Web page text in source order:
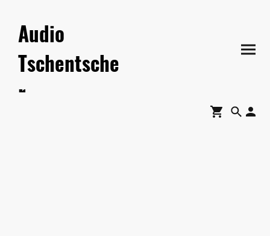
Audio
Tschentsche
r